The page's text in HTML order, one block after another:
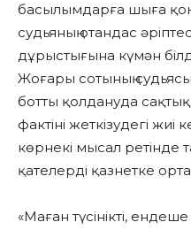
басылымдарға шыға
судьяның отандас
дұрыстығына күмән
Жоғары сотының
ботты қолдануда
фактіні жеткізудегі жиі
көрнекі мысал ретінде
қателерді қазнетке
«Маған түсінікті,